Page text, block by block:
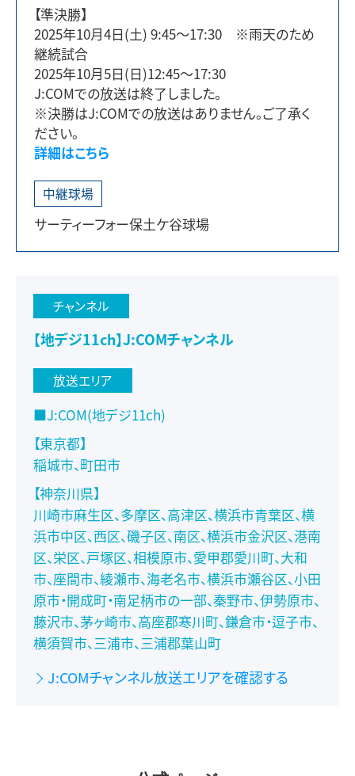
【準決勝】
2025年10月4日(土) 9:45～17:30 ※雨天のため
継続試合
2025年10月5日(日)12:45～17:30
J:COMでの放送は終了しました。
※決勝はJ:COMでの放送はありません。ご了承く
ださい。
詳細はこちら
中継球場
サーティーフォー保土ケ谷球場
チャンネル
【地デジ11ch】J:COMチャンネル
放送エリア
■J:COM(地デジ11ch)
【東京都】
稲城市、町田市
【神奈川県】
川崎市麻生区、多摩区、高津区、横浜市青葉区、横
浜市中区、西区、磯子区、南区、横浜市金沢区、港南
区、栄区、戸塚区、相模原市、愛甲郡愛川町、大和
市、座間市、綾瀬市、海老名市、横浜市瀬谷区、小田
原市・開成町・南足柄市の一部、秦野市、伊勢原市、
藤沢市、茅ヶ崎市、高座郡寒川町、鎌倉市・逗子市、
横須賀市、三浦市、三浦郡葉山町
J:COMチャンネル放送エリアを確認する